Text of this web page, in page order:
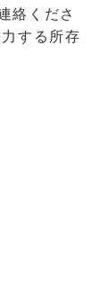
絡くださ
する所存